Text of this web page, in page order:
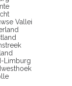
Vallei
Limburg